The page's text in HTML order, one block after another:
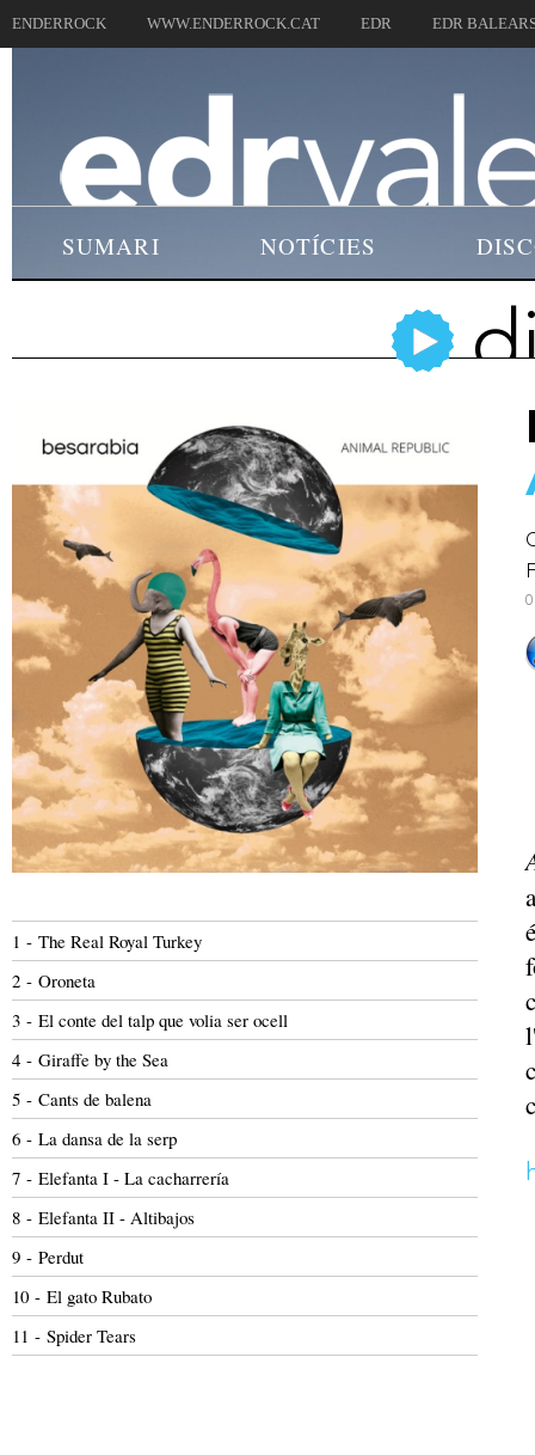
ENDERROCK WWW.ENDERROCK.CAT EDR EDR
SUMARI NOTÍCIES
1 - The Real Royal Turkey
2 - Oroneta
3 - El conte del talp que volia ser ocell
4 - Giraffe by the Sea
5 - Cants de balena
6 - La dansa de la serp
7 - Elefanta I - La cacharrería
8 - Elefanta II - Altibajos
9 - Perdut
10 - El gato Rubato
11 - Spider Tears